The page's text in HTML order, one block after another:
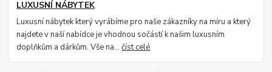
LUXUSNÍ NÁBYTEK
Luxusní nábytek který vyrábíme pro naše zákazníky na míru a který
najdete v naší nabídce je vhodnou sočástí k našim luxusním
doplňkům a dárkům. Vše na...číst celé